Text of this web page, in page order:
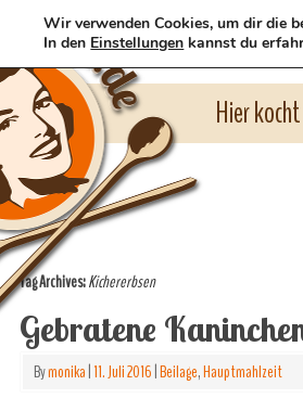
Hier
Tag Archives:Kichererbsen
Gebratene
Bymonika|11. Juli 2016|Beilage,Hauptmahlzeit
Wir verwenden Cookies, um dir die
In den Einstellungen kannst du